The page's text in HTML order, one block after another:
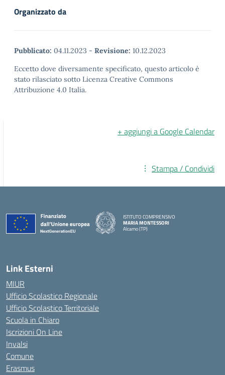
Organizzato da
Pubblicato: 04.11.2023 - Revisione: 10.12.2023
Eccetto dove diversamente specificato, questo articolo è
stato rilasciato sotto Licenza Creative Commons
Attribuzione 4.0 Italia.
+ aggiungi a Google Calendar
Stampa / Condividi
ISTITUTO COMPRENSIVO
MARIA MONTESSORI
Alcamo (TP)
Link Esterni
MIUR
Ufficio Scolastico Regionale
Ufficio Scolastico Territoriale
Scuola in Chiaro
Iscrizioni On Line
Invalsi
Comune
Erasmus